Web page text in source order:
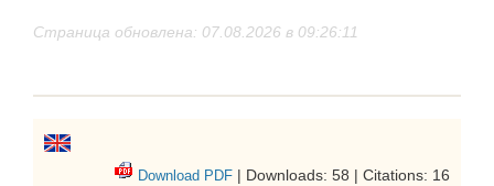
Страница обновлена: 07.08.2026 в 09:26:11
Download PDF | Downloads: 58 | Citations: 16